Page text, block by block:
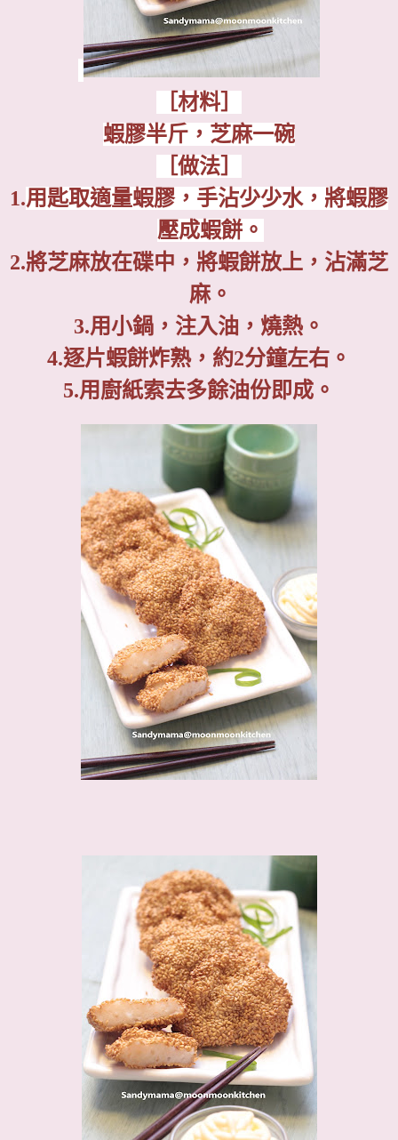
［材料］
蝦膠半斤，芝麻一碗
［做法］
1.用匙取適量蝦膠，手沾少少水，將蝦膠
壓成蝦餅。
2.將芝麻放在碟中，將蝦餅放上，沾滿芝
麻。
3.用小鍋，注入油，燒熱。
4.逐片蝦餅炸熟，約2分鐘左右。
5.用廚紙索去多餘油份即成。